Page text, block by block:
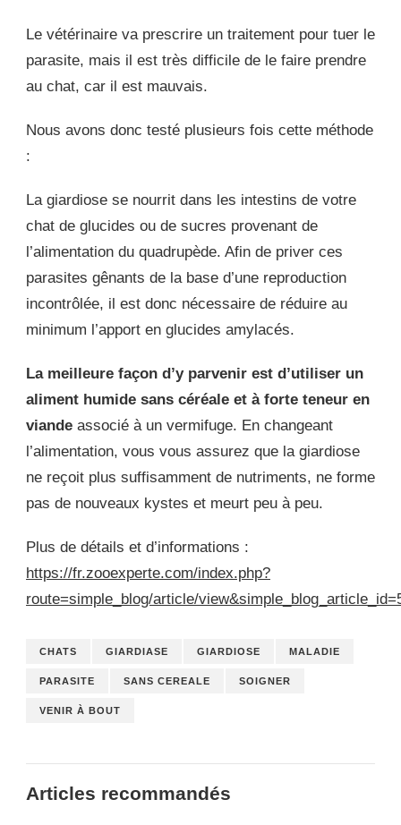
Le vétérinaire va prescrire un traitement pour tuer le
parasite, mais il est très difficile de le faire prendre
au chat, car il est mauvais.
Nous avons donc testé plusieurs fois cette méthode
:
La giardiose se nourrit dans les intestins de votre
chat de glucides ou de sucres provenant de
l’alimentation du quadrupède. Afin de priver ces
parasites gênants de la base d’une reproduction
incontrôlée, il est donc nécessaire de réduire au
minimum l’apport en glucides amylacés.
La meilleure façon d’y parvenir est d’utiliser un
aliment humide sans céréale et à forte teneur en
viande associé à un vermifuge. En changeant
l’alimentation, vous vous assurez que la giardiose
ne reçoit plus suffisamment de nutriments, ne forme
pas de nouveaux kystes et meurt peu à peu.
Plus de détails et d’informations :
https://fr.zooexperte.com/index.php?
route=simple_blog/article/
CHATS GIARDIASE GIARDIOSE MALADIE
PARASITE SANS CEREALE SOIGNER
VENIR À BOUT
Articles recommandés